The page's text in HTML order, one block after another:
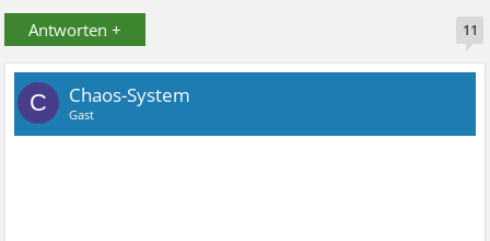
Antworten + 11
C Chaos-System
Gast